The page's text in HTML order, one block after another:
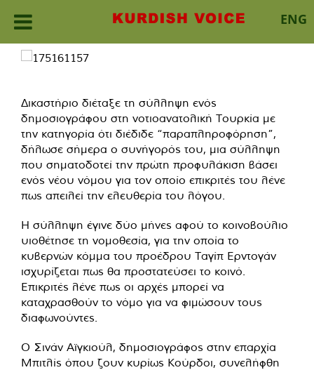
ENG
Skip
Δικαστήριο διέταξε τη σύλληψη ενός
δημοσιογράφου στη νοτιοανατολική Τουρκία με
την κατηγορία ότι διέδιδε “παραπληροφόρηση”,
δήλωσε σήμερα ο συνήγορός του, μια σύλληψη
που σηματοδοτεί την πρώτη προφυλάκιση βάσει
ενός νέου νόμου για τον οποίο επικριτές του λένε
πως απειλεί την ελευθερία του λόγου.
Η σύλληψη έγινε δύο μήνες αφού το κοινοβούλιο
υιοθέτησε τη νομοθεσία, για την οποία το
κυβερνών κόμμα του προέδρου Ταγίπ Ερντογάν
ισχυρίζεται πως θα προστατεύσει το κοινό.
Επικριτές λένε πως οι αρχές μπορεί να
καταχρασθούν το νόμο για να φιμώσουν τους
διαφωνούντες.
Ο Σινάν Αϊγκιούλ, δημοσιογράφος στην επαρχία
Μπιτλίς όπου ζουν κυρίως Κούρδοι, συνελήφθη